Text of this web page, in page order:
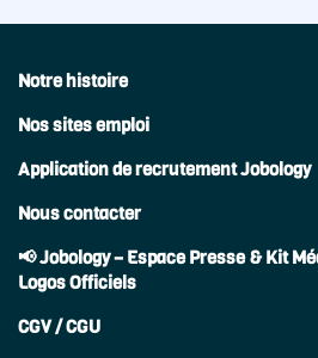
Notre histoire
Nos sites emploi
Application de recrutement Jobology
Nous contacter
📢 Jobology – Espace Presse & Kit
Logos Officiels
CGV / CGU